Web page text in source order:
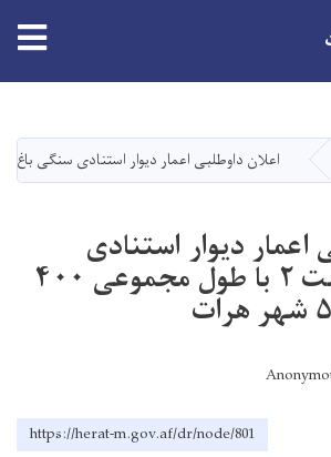
main
content
اعلان داوطلبی اعمار دیوار استنادی سنگی باغ دشت ۲ با طول مجموعی ۴۰۰ متر در ناحیه ۵
اعمار دیوار استنادی
سنگی باغ دشت ۲ با طول مجموعی ۴۰۰
https://herat-m.gov.af/dr/node/801